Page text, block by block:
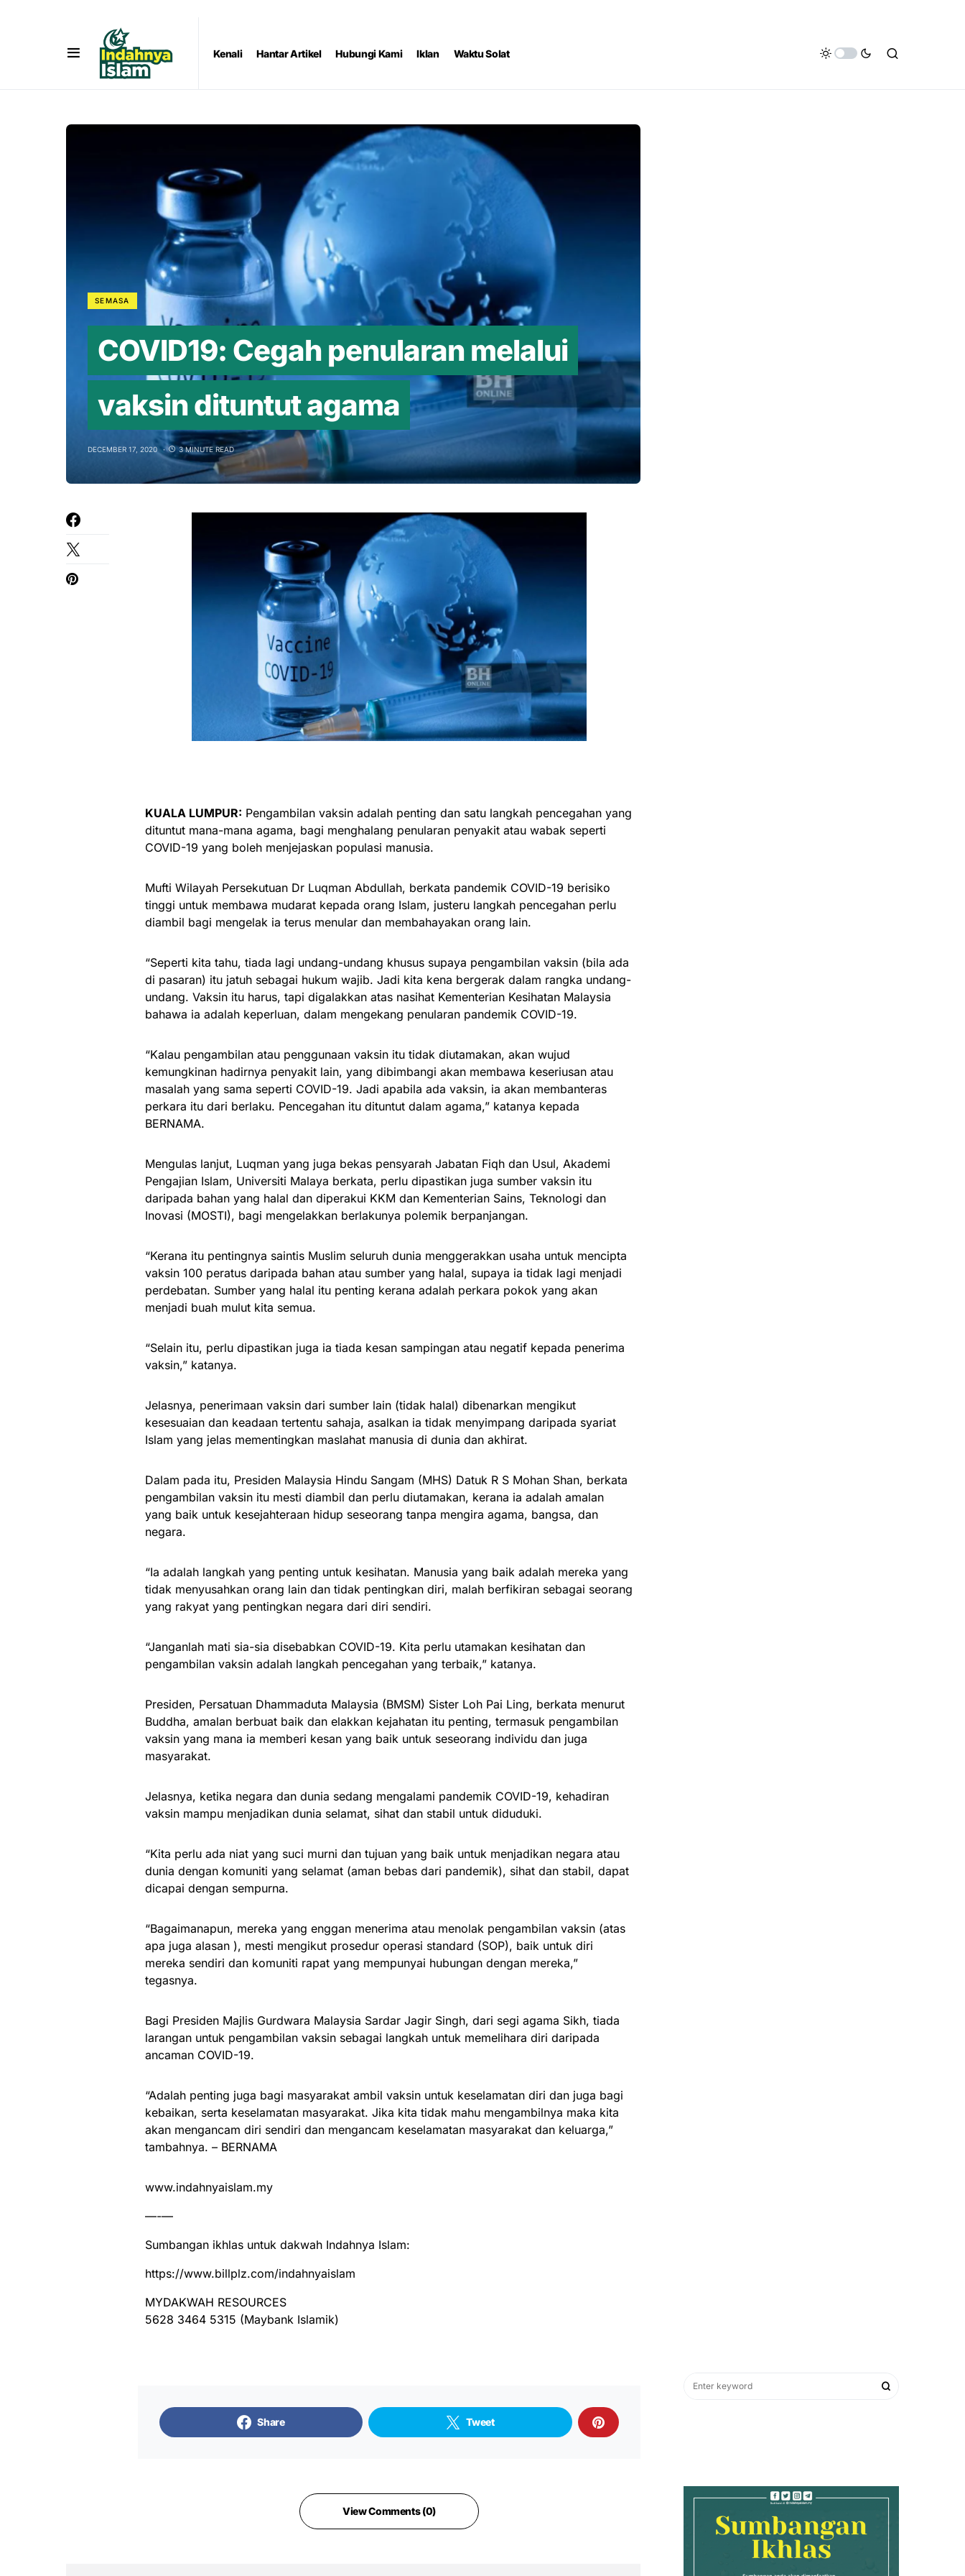
Kenali Hantar Artikel Hubungi Kami Iklan Waktu Solat
SEMASA
COVID19: Cegah penularan melalui
vaksin dituntut agama
DECEMBER 17, 2020 3 MINUTE READ
KUALA LUMPUR: Pengambilan vaksin adalah penting dan satu langkah pencegahan yang
dituntut mana-mana agama, bagi menghalang penularan penyakit atau wabak seperti
COVID-19 yang boleh menjejaskan populasi manusia.
Mufti Wilayah Persekutuan Dr Luqman Abdullah, berkata pandemik COVID-19 berisiko
tinggi untuk membawa mudarat kepada orang Islam, justeru langkah pencegahan perlu
diambil bagi mengelak ia terus menular dan membahayakan orang lain.
“Seperti kita tahu, tiada lagi undang-undang khusus supaya pengambilan vaksin (bila ada
di pasaran) itu jatuh sebagai hukum wajib. Jadi kita kena bergerak dalam rangka undang-
undang. Vaksin itu harus, tapi digalakkan atas nasihat Kementerian Kesihatan Malaysia
bahawa ia adalah keperluan, dalam mengekang penularan pandemik COVID-19.
“Kalau pengambilan atau penggunaan vaksin itu tidak diutamakan, akan wujud
kemungkinan hadirnya penyakit lain, yang dibimbangi akan membawa keseriusan atau
masalah yang sama seperti COVID-19. Jadi apabila ada vaksin, ia akan membanteras
perkara itu dari berlaku. Pencegahan itu dituntut dalam agama,” katanya kepada
BERNAMA.
Mengulas lanjut, Luqman yang juga bekas pensyarah Jabatan Fiqh dan Usul, Akademi
Pengajian Islam, Universiti Malaya berkata, perlu dipastikan juga sumber vaksin itu
daripada bahan yang halal dan diperakui KKM dan Kementerian Sains, Teknologi dan
Inovasi (MOSTI), bagi mengelakkan berlakunya polemik berpanjangan.
“Kerana itu pentingnya saintis Muslim seluruh dunia menggerakkan usaha untuk mencipta
vaksin 100 peratus daripada bahan atau sumber yang halal, supaya ia tidak lagi menjadi
perdebatan. Sumber yang halal itu penting kerana adalah perkara pokok yang akan
menjadi buah mulut kita semua.
“Selain itu, perlu dipastikan juga ia tiada kesan sampingan atau negatif kepada penerima
vaksin,” katanya.
Jelasnya, penerimaan vaksin dari sumber lain (tidak halal) dibenarkan mengikut
kesesuaian dan keadaan tertentu sahaja, asalkan ia tidak menyimpang daripada syariat
Islam yang jelas mementingkan maslahat manusia di dunia dan akhirat.
Dalam pada itu, Presiden Malaysia Hindu Sangam (MHS) Datuk R S Mohan Shan, berkata
pengambilan vaksin itu mesti diambil dan perlu diutamakan, kerana ia adalah amalan
yang baik untuk kesejahteraan hidup seseorang tanpa mengira agama, bangsa, dan
negara.
“Ia adalah langkah yang penting untuk kesihatan. Manusia yang baik adalah mereka yang
tidak menyusahkan orang lain dan tidak pentingkan diri, malah berfikiran sebagai seorang
yang rakyat yang pentingkan negara dari diri sendiri.
“Janganlah mati sia-sia disebabkan COVID-19. Kita perlu utamakan kesihatan dan
pengambilan vaksin adalah langkah pencegahan yang terbaik,” katanya.
Presiden, Persatuan Dhammaduta Malaysia (BMSM) Sister Loh Pai Ling, berkata menurut
Buddha, amalan berbuat baik dan elakkan kejahatan itu penting, termasuk pengambilan
vaksin yang mana ia memberi kesan yang baik untuk seseorang individu dan juga
masyarakat.
Jelasnya, ketika negara dan dunia sedang mengalami pandemik COVID-19, kehadiran
vaksin mampu menjadikan dunia selamat, sihat dan stabil untuk diduduki.
“Kita perlu ada niat yang suci murni dan tujuan yang baik untuk menjadikan negara atau
dunia dengan komuniti yang selamat (aman bebas dari pandemik), sihat dan stabil, dapat
dicapai dengan sempurna.
“Bagaimanapun, mereka yang enggan menerima atau menolak pengambilan vaksin (atas
apa juga alasan ), mesti mengikut prosedur operasi standard (SOP), baik untuk diri
mereka sendiri dan komuniti rapat yang mempunyai hubungan dengan mereka,”
tegasnya.
Bagi Presiden Majlis Gurdwara Malaysia Sardar Jagir Singh, dari segi agama Sikh, tiada
larangan untuk pengambilan vaksin sebagai langkah untuk memelihara diri daripada
ancaman COVID-19.
“Adalah penting juga bagi masyarakat ambil vaksin untuk keselamatan diri dan juga bagi
kebaikan, serta keselamatan masyarakat. Jika kita tidak mahu mengambilnya maka kita
akan mengancam diri sendiri dan mengancam keselamatan masyarakat dan keluarga,”
tambahnya. – BERNAMA
www.indahnyaislam.my
—-—
Sumbangan ikhlas untuk dakwah Indahnya Islam:
https://www.billplz.com/indahnyaislam
MYDAKWAH RESOURCES
5628 3464 5315 (Maybank Islamik)
Share Tweet
View Comments (0)